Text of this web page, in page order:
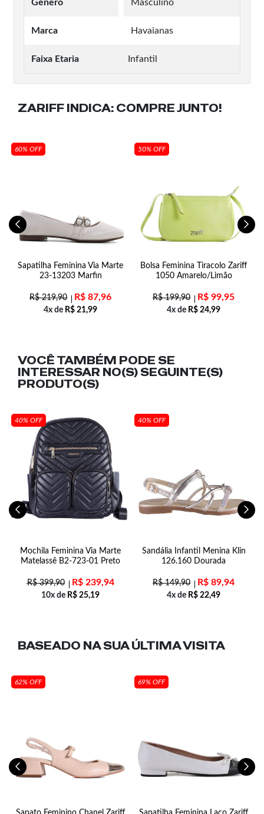
Gênero Masculino
Marca Havaianas
Faixa Etaria Infantil
ZARIFF INDICA: COMPRE JUNTO!
60% OFF
Sapatilha Feminina Via Marte
23-13203 Marfin
R$219,90 R$ 87,96
4x de R$ 21,99
50% OFF
Bolsa Feminina Tiracolo Zariff
1050 Amarelo/Limão
R$199,90 R$ 99,95
4x de R$ 24,99
VOCÊ TAMBÉM PODE SE
INTERESSAR NO(S) SEGUINTE(S)
PRODUTO(S)
40% OFF
Mochila Feminina Via Marte
Matelassê B2-723-01 Preto
R$399,90 R$239,94
10x de R$ 25,19
40% OFF
Sandália Infantil Menina Klin
126.160 Dourada
R$149,90 R$ 89,94
4x de R$ 22,49
BASEADO NA SUAÚLTIMA VISITA
62% OFF 69% OFF